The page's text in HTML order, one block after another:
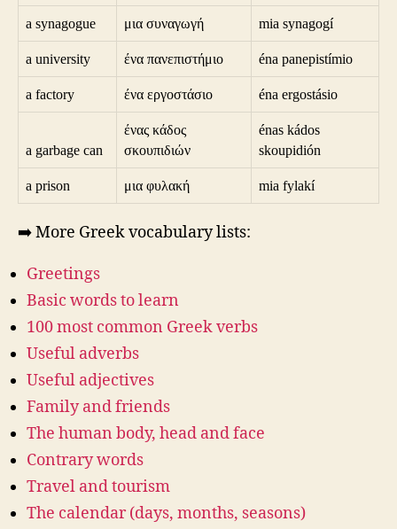
a synagogue μια συναγωγή mia synagogí
a university ένα πανεπιστήμιο éna panepistímio
a factory ένα εργοστάσιο éna ergostásio
a garbage can
ένας κάδος
σκουπιδιών
énas kádos
skoupidión
a prison μια φυλακή mia fylakí
➡️ More Greek vocabulary lists:
Greetings
Basic words to learn
100 most common Greek verbs
Useful adverbs
Useful adjectives
Family and friends
The human body, head and face
Contrary words
Travel and tourism
The calendar (days, months, seasons)